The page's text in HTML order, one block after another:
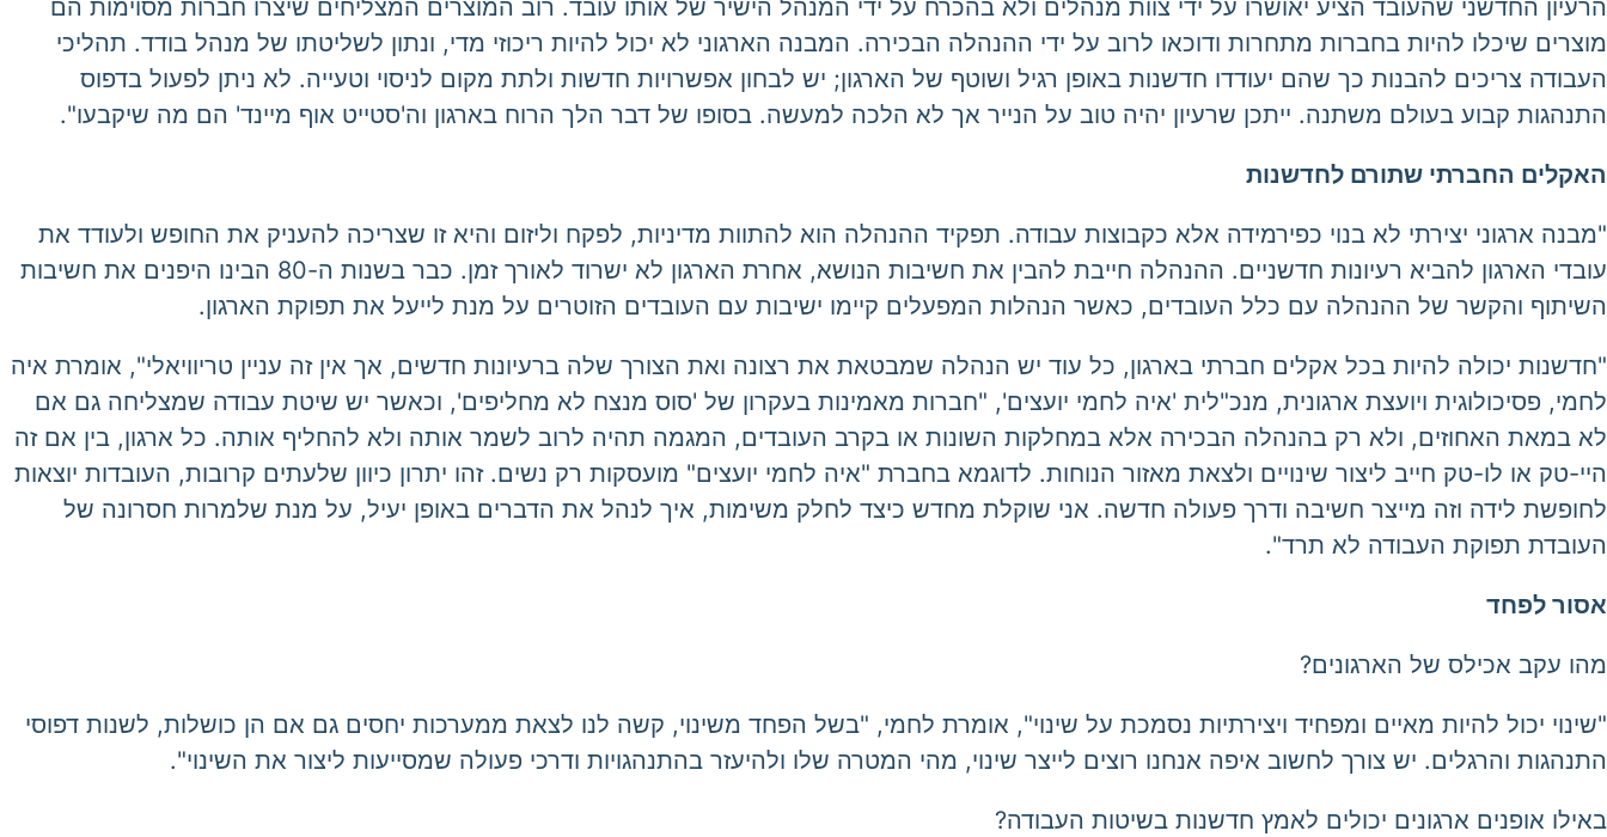
הרעיון החדשני שהעובד הציע יאושרו על ידי צוות מנהלים ולא בהכרח על ידי המנהל הישיר של אותו עובד. רוב המוצרים המצליחים שיצרו חברות מסוימות הם
מוצרים שיכלו להיות בחברות מתחרות ודוכאו לרוב על ידי ההנהלה הבכירה. המבנה הארגוני לא יכול להיות ריכוזי מדי, ונתון לשליטתו של מנהל בודד. תהליכי
העבודה צריכים להבנות כך שהם יעודדו חדשנות באופן רגיל ושוטף של הארגון; יש לבחון אפשרויות חדשות ולתת מקום לניסוי וטעייה. לא ניתן לפעול בדפוס
התנהגות קבוע בעולם משתנה. ייתכן שרעיון יהיה טוב על הנייר אך לא הלכה למעשה. בסופו של דבר הלך הרוח בארגון וה'סטייט אוף מיינד' הם מה שיקבעו".
האקלים החברתי שתורם לחדשנות
"מבנה ארגוני יצירתי לא בנוי כפירמידה אלא כקבוצות עבודה. תפקיד ההנהלה הוא להתוות מדיניות, לפקח וליזום והיא זו שצריכה להעניק את החופש ולעודד את
עובדי הארגון להביא רעיונות חדשניים. ההנהלה חייבת להבין את חשיבות הנושא, אחרת הארגון לא ישרוד לאורך זמן. כבר בשנות ה-80 הבינו היפנים את חשיבות
השיתוף והקשר של ההנהלה עם כלל העובדים, כאשר הנהלות המפעלים קיימו ישיבות עם העובדים הזוטרים על מנת לייעל את תפוקת הארגון.
"חדשנות יכולה להיות בכל אקלים חברתי בארגון, כל עוד יש הנהלה שמבטאת את רצונה ואת הצורך שלה ברעיונות חדשים, אך אין זה עניין טריוויאלי", אומרת איה
לחמי, פסיכולוגית ויועצת ארגונית, מנכ"לית 'איה לחמי יועצים', "חברות מאמינות בעקרון של 'סוס מנצח לא מחליפים', וכאשר יש שיטת עבודה שמצליחה גם אם
לא במאת האחוזים, ולא רק בהנהלה הבכירה אלא במחלקות השונות או בקרב העובדים, המגמה תהיה לרוב לשמר אותה ולא להחליף אותה. כל ארגון, בין אם זה
היי-טק או לו-טק חייב ליצור שינויים ולצאת מאזור הנוחות. לדוגמא בחברת "איה לחמי יועצים" מועסקות רק נשים. זהו יתרון כיוון שלעתים קרובות, העובדות יוצאות
לחופשת לידה וזה מייצר חשיבה ודרך פעולה חדשה. אני שוקלת מחדש כיצד לחלק משימות, איך לנהל את הדברים באופן יעיל, על מנת שלמרות חסרונה של
העובדת תפוקת העבודה לא תרד".
אסור לפחד
מהו עקב אכילס של הארגונים?
"שינוי יכול להיות מאיים ומפחיד ויצירתיות נסמכת על שינוי", אומרת לחמי, "בשל הפחד משינוי, קשה לנו לצאת ממערכות יחסים גם אם הן כושלות, לשנות דפוסי
התנהגות והרגלים. יש צורך לחשוב איפה אנחנו רוצים לייצר שינוי, מהי המטרה שלו ולהיעזר בהתנהגויות ודרכי פעולה שמסייעות ליצור את השינוי".
באילו אופנים ארגונים יכולים לאמץ חדשנות בשיטות העבודה?